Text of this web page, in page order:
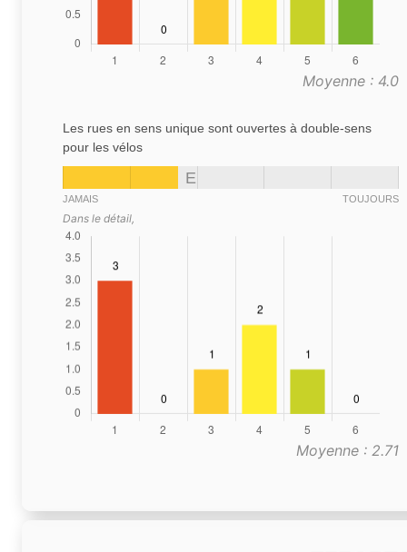
Moyenne : 4.0
Les rues en sens unique sont ouvertes à double-sens
pour les vélos
E
JAMAIS TOUJOURS
Dans le détail,
Moyenne : 2.71